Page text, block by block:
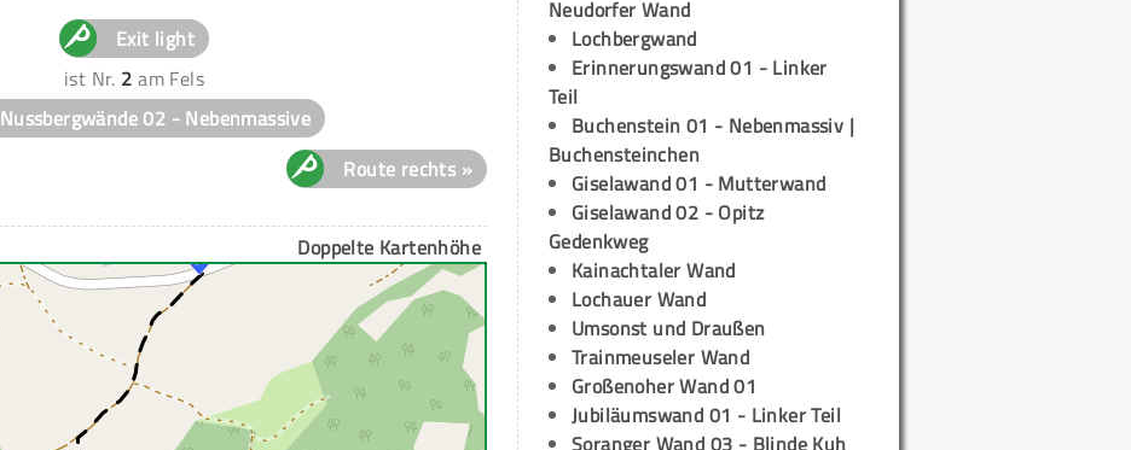
Exit light
ist Nr. 2 am Fels
Nussbergwände 02 - Nebenmassive
Route rechts »
Doppelte Kartenhöhe
Neudorfer Wand
Lochbergwand
Erinnerungswand 01 - Linker
Teil
Buchenstein 01 - Nebenmassiv |
Buchensteinchen
Giselawand 01 - Mutterwand
Giselawand 02 - Opitz
Gedenkweg
Kainachtaler Wand
Lochauer Wand
Umsonst und Draußen
Trainmeuseler Wand
Großenoher Wand 01
Jubiläumswand 01 - Linker Teil
Soranger Wand 03 - Blinde Kuh